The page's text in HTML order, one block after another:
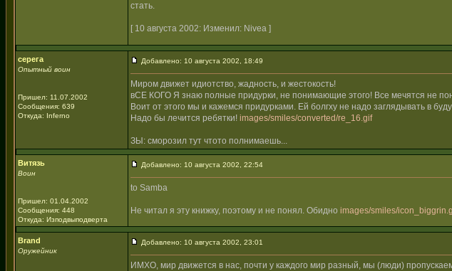
стать.
[ 10 августа 2002: Изменил: Nivea ]
серега
Опытный воин
Пришел: 11.07.2002
Сообщения: 639
Откуда: Inferno
Добавлено: 10 августа 2002, 18:49
Миром движет идиотство, жадность, и жестокость!
вСЕ КОГО Я знаю полные придурки, не понимающие этого! Все мечятся не
Воит от этого мы и кажемся придурками. Ей болгху не надо заглядывать в
Надо бы лечится ребятки! images/smiles/converted/re_16.gif
ЗЫ: сморозил тут чтото полнимаешь...
Витязь
Воин
Пришел: 01.04.2002
Сообщения: 448
Откуда: Изподвыподверта
Добавлено: 10 августа 2002, 22:54
to Samba
Не читал я эту книжку, поэтому и не понял. Обидно images/smiles/
Brand
Оружейник
Добавлено: 10 августа 2002, 23:01
ИМХО, мир движется в нас, почти у каждого мир разный, мы (люди)